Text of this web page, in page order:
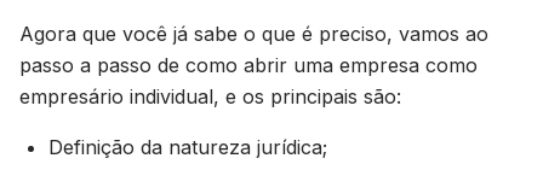
Agora que você já sabe o que é preciso, vamos ao
passo a passo de como abrir uma empresa como
empresário individual, e os principais são:
Definição da natureza jurídica;